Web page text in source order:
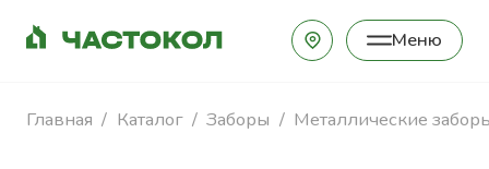
Меню
Закрыть
Главная Каталог Заборы Металлические